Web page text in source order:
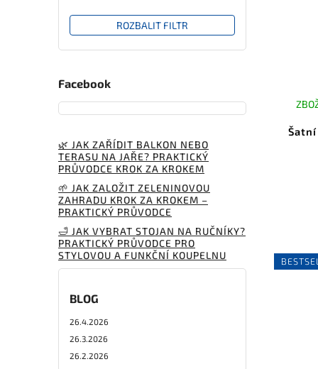
ROZBALIT FILTR
Facebook
🌿 JAK ZAŘÍDIT BALKON NEBO
TERASU NA JAŘE? PRAKTICKÝ
PRŮVODCE KROK ZA KROKEM
🌱 JAK ZALOŽIT ZELENINOVOU
ZAHRADU KROK ZA KROKEM –
PRAKTICKÝ PRŮVODCE
🛁 JAK VYBRAT STOJAN NA RUČNÍKY?
PRAKTICKÝ PRŮVODCE PRO
STYLOVOU A FUNKČNÍ KOUPELNU
BLOG
26.4.2026
26.3.2026
26.2.2026
Šatní